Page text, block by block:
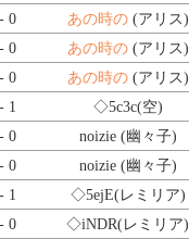
0 あの時の(アリス)
0 あの時の(アリス)
0 あの時の(アリス)
1 ◇5c3c(空)
0 noizie (幽々子)
0 noizie (幽々子)
1 ◇5ejE(レミリア)
0 ◇iNDR(レミリア)